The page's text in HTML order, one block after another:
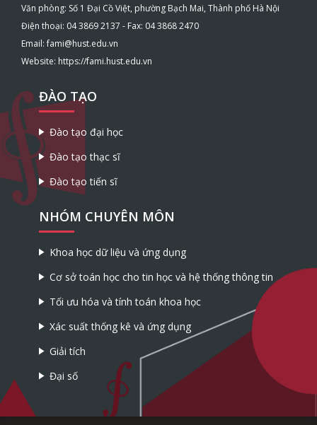
Văn phòng: Số 1 Đại Cồ Việt, phường Bạch Mai, Thành phố Hà Nội
Điện thoại: 04 3869 2137 - Fax: 04 3868 2470
Email: fami@hust.edu.vn
Website: https://fami.hust.edu.vn
ĐÀO TẠO
Đào tạo đại học
Đào tạo thạc sĩ
Đào tạo tiến sĩ
NHÓM CHUYÊN MÔN
Khoa học dữ liệu và ứng dụng
Cơ sở toán học cho tin học và hệ thống thông tin
Tối ưu hóa và tính toán khoa học
Xác suất thống kê và ứng dụng
Giải tích
Đại số